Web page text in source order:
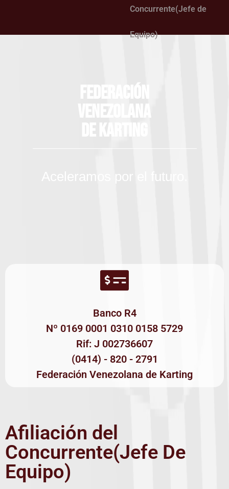
Concurrente(Jefe de
Equipo)
Banco R4
Nº 0169 0001 0310 0158 5729
Rif: J 002736607
(0414) - 820 - 2791
Federación Venezolana de Karting
Afiliación del
Concurrente(Jefe De
Equipo)